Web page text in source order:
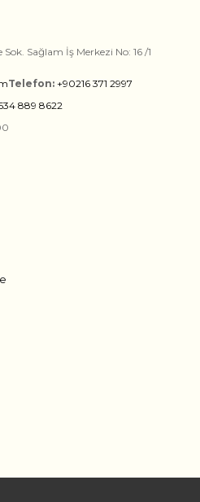
Sağlam İş Merkezi No: 16 /1
Telefon: +90216 371 2997
889 8622